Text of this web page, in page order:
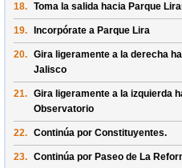
18. Toma la salida hacia Parque
19. Incorpórate a Parque Lira
20. Gira ligeramente a la derecha
Jalisco
21. Gira ligeramente a la izquierda
Observatorio
22. Continúa por Constituyentes.
23. Continúa por Paseo de La